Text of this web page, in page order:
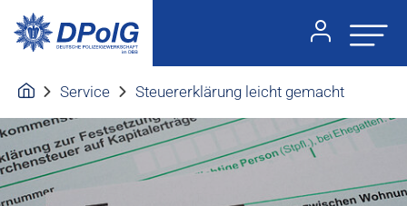
Service Steuererklärung leicht gemacht